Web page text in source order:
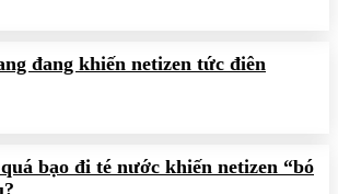
đang khiến netizen tức điên
bạo đi té nước khiến netizen “bó